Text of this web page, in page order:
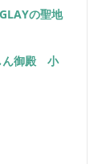
の聖地
ん御殿 小